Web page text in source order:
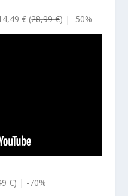
€ (28,99 €) | -50%
€) | -70%